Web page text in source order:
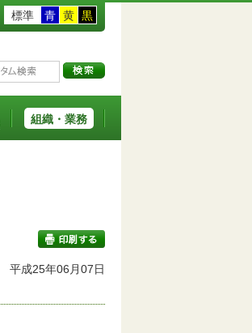
標準 青 黄 黒
組織・業務
印刷する
平成25年06月07日